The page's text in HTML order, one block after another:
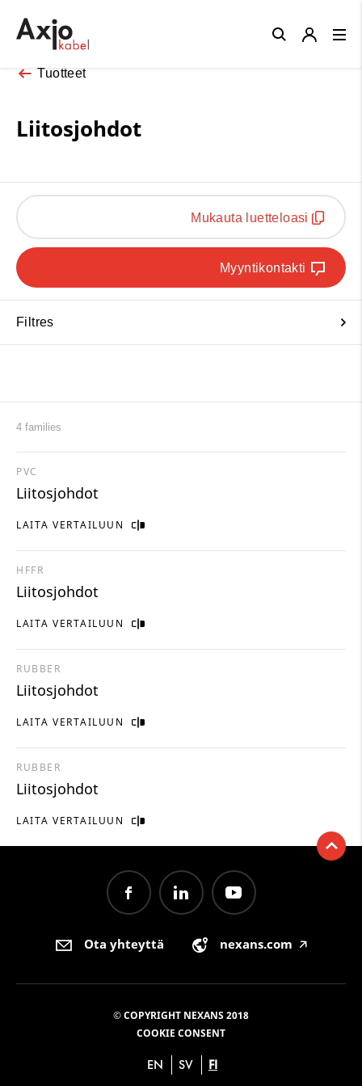
Tuotteet
Liitosjohdot
Mukauta luetteloasi
Myyntikontakti
Filtres
4 families
LAITA VERTAILUUN
PVC
Liitosjohdot
LAITA VERTAILUUN
HFFR
Liitosjohdot
LAITA VERTAILUUN
RUBBER
Liitosjohdot
LAITA VERTAILUUN
RUBBER
Liitosjohdot
Ota yhteyttä nexans.com 🡥
© COPYRIGHT NEXANS 2018
COOKIE CONSENT
EN SV FI